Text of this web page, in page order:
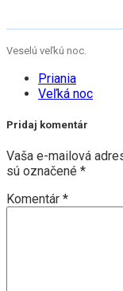
Veselú veľkú noc.
Priania
Veľká noc
Pridaj komentár
Vaša e-mailová
sú označené *
Komentár *